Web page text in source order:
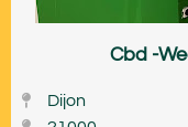
Cbd -
Dijon